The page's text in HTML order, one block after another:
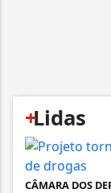
+
Lidas
CÂMARA DOS